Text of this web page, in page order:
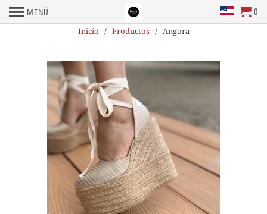
MENÚ 0
Inicio / Productos/ Angora